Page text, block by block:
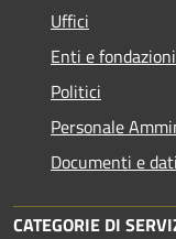
Uffici
Enti e fondazioni
Politici
Personale
Documenti e dati
CATEGORIE DI